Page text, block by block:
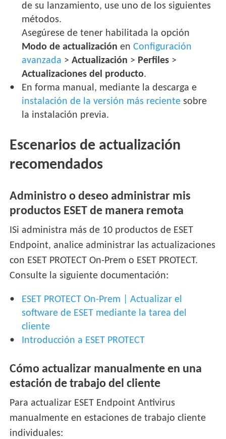
de su lanzamiento, use uno de los siguientes
métodos.
Asegúrese de tener habilitada la opción
Modo de actualización enConfiguración
avanzada >Actualización > Perfiles >
Actualizaciones del producto.
En forma manual, mediante la descarga e
instalación de la versión más reciente sobre
la instalación previa.
Escenarios de actualización
recomendados
Administro o deseo administrar mis
productos ESET de manera remota
ISi administra más de 10 productos de ESET
Endpoint, analice administrar las actualizaciones
con ESET PROTECT On-Prem o ESET PROTECT.
Consulte la siguiente documentación:
ESET PROTECT On-Prem | Actualizar el
software de ESET mediante la tarea del
cliente
Introducción a ESET PROTECT
Cómo actualizar manualmente en una
estación de trabajo del cliente
Para actualizar ESET Endpoint Antivirus
manualmente en estaciones de trabajo cliente
individuales: